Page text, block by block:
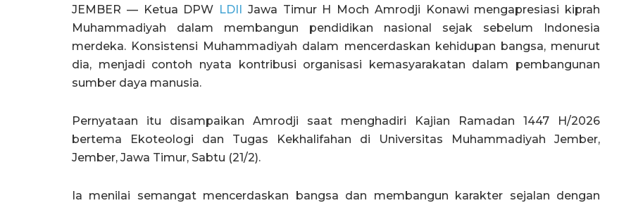
JEMBER — Ketua DPW LDII Jawa Timur H Moch Amrodji Konawi mengapresiasi kiprah
Muhammadiyah dalam membangun pendidikan nasional sejak sebelum Indonesia
merdeka. Konsistensi Muhammadiyah dalam mencerdaskan kehidupan bangsa, menurut
dia, menjadi contoh nyata kontribusi organisasi kemasyarakatan dalam pembangunan
sumber daya manusia.
Pernyataan itu disampaikan Amrodji saat menghadiri Kajian Ramadan 1447 H/2026
bertema Ekoteologi dan Tugas Kekhalifahan di Universitas Muhammadiyah Jember,
Jember, Jawa Timur, Sabtu (21/2).
Ia menilai semangat mencerdaskan bangsa dan membangun karakter sejalan dengan